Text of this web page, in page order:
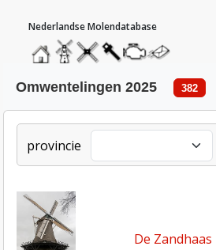
homemolendatabase
roedendatabase
assendatabase
motorendatabase
stuur
een
bericht
omwentelingen 2025 382
provincie
De Zandhaas